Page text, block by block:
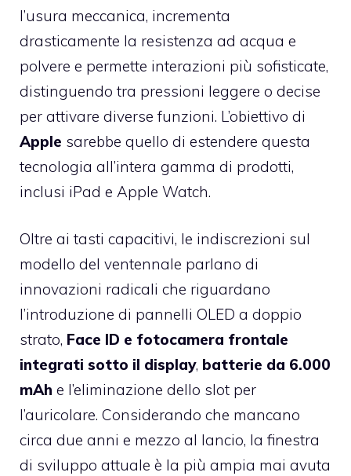
l’usura meccanica, incrementa
drasticamente la resistenza ad acqua e
polvere e permette interazioni più sofisticate,
distinguendo tra pressioni leggere o decise
per attivare diverse funzioni. L’obiettivo di
Apple sarebbe quello di estendere questa
tecnologia all’intera gamma di prodotti,
inclusi iPad e Apple Watch.
Oltre ai tasti capacitivi, le indiscrezioni sul
modello del ventennale parlano di
innovazioni radicali che riguardano
l’introduzione di pannelli OLED a doppio
strato, Face ID e fotocamera frontale
integrati sotto il display, batterie da 6.000
mAh e l’eliminazione dello slot per
l’auricolare. Considerando che mancano
circa due anni e mezzo al lancio, la finestra
di sviluppo attuale è la più ampia mai avuta